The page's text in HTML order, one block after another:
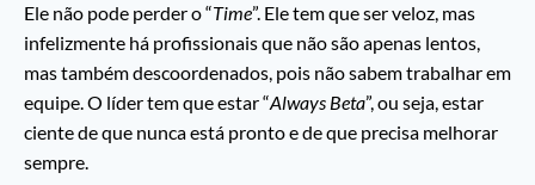
Ele não pode perder o “Time”. Ele tem que ser veloz, mas
infelizmente há profissionais que não são apenas lentos,
mas também descoordenados, pois não sabem trabalhar em
equipe. O líder tem que estar “Always Beta”, ou seja, estar
ciente de que nunca está pronto e de que precisa melhorar
sempre.